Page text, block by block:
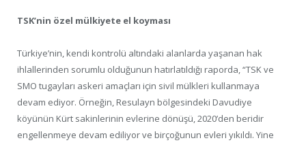
TSK’nin özel mülkiyete el koyması
Türkiye’nin, kendi kontrolü altındaki alanlarda yaşanan hak
ihlallerinden sorumlu olduğunun hatırlatıldığı raporda, “TSK ve
SMO tugayları askeri amaçları için sivil mülkleri kullanmaya
devam ediyor. Örneğin, Resulayn bölgesindeki Davudiye
köyünün Kürt sakinlerinin evlerine dönüşü, 2020’den beridir
engellenmeye devam ediliyor ve birçoğunun evleri yıkıldı. Yine